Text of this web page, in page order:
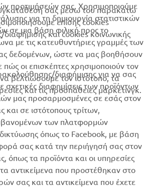
ΔΕΛΤΙΟ
μάθετε για τις τελευταίες προσφορές, τις
τις νέες κυκλοφορίες και πολλά άλλα
προτιμήσεών σας. Χρησιμοποιούμε
για τη δημιουργία στατιστικών
σε μια βάση φιλική προς το
με τις κατευθυντήριες γραμμές των
δεδομένων, ώστε να μας βοηθήσουν
οι επισκέπτες χρησιμοποιούν τον
βελτιώσουμε τον ιστότοπο, τα
και τις προσπάθειες μάρκετινγκ.
σας μέσω του παρακάτω
επίσης cookies
και cookies κοινωνικής
διαφήμισης για να σας
σχετικές διαφημίσεις των προϊόντων
μας προσαρμοσμένες σε εσάς στον
και σε ιστότοπους τρίτων,
των πλατφορμών
όπως το Facebook, με βάση
σας κατά την περιήγησή σας στον
όπως τα προϊόντα και οι υπηρεσίες
αντικείμενα που προστέθηκαν στο
σας και τα αντικείμενα που έχετε